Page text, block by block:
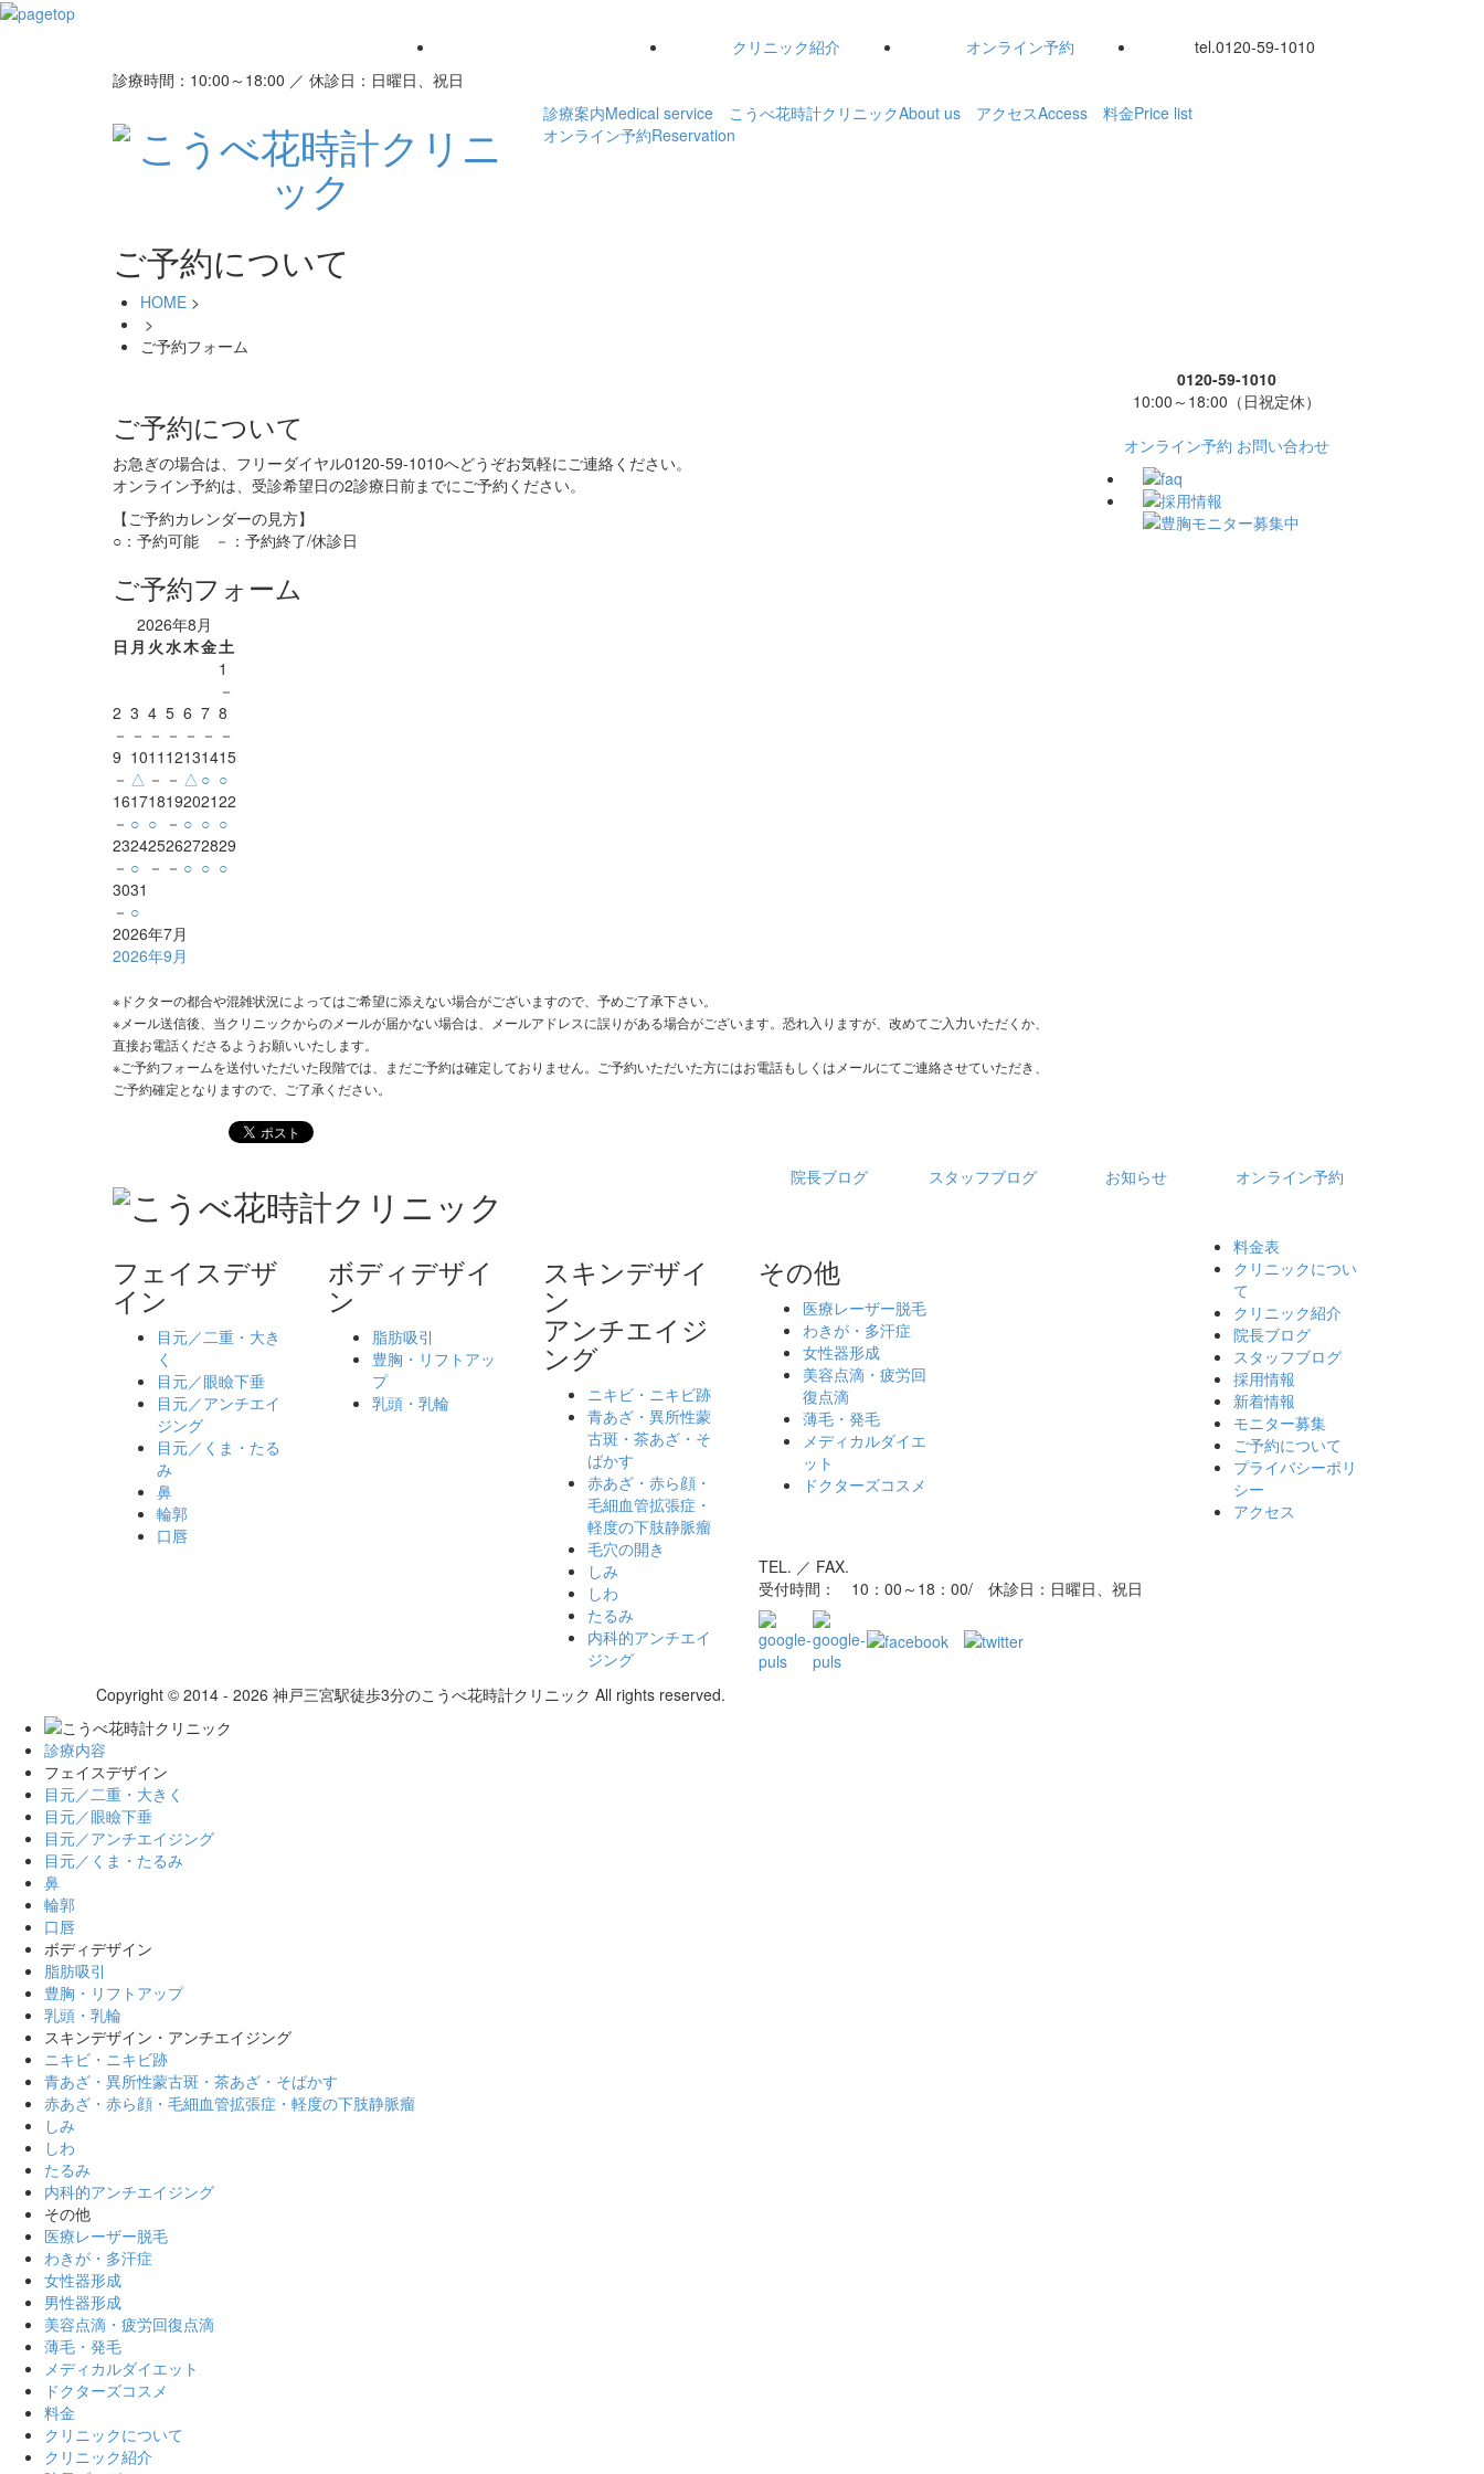
クリニック紹介 オンライン予約 tel.0120-59-1010
診療時間：10:00～18:00 ／ 休診日：日曜日、祝日
診療案内Medical service こうべ花時計クリニックAbout us アクセスAccess 料金Price list
オンライン予約Reservation
ご予約について
HOME >
>
ご予約フォーム
ご予約について
お急ぎの場合は、フリーダイヤル0120-59-1010へどうぞお気軽にご連絡ください。
オンライン予約は、受診希望日の2診療日前までにご予約ください。
【ご予約カレンダーの見方】
○：予約可能 －：予約終了/休診日
ご予約フォーム
2026年8月
日 月 火水木金土
1
－
2
－
3
－
4
－
5
－
6
－
7
－
8
－
9
－
10
△
11
－
12
－
13
△
14
○
15
○
16
－
17
○
18
○
19
－
20
○
21
○
22
○
23
－
24
○
25
－
26
－
27
○
28
○
29
○
30
－
31
○
2026年7月
2026年9月
※ドクターの都合や混雑状況によってはご希望に添えない場合がございますので、予めご了承下さい。
※メール送信後、当クリニックからのメールが届かない場合は、メールアドレスに誤りがある場合がございます。恐れ入りますが、改めてご入力いただくか、
直接お電話くださるようお願いいたします。
※ご予約フォームを送付いただいた段階では、まだご予約は確定しておりません。ご予約いただいた方にはお電話もしくはメールにてご連絡させていただき、
ご予約確定となりますので、ご了承ください。
0120-59-1010
10:00～18:00（日祝定休）
オンライン予約 お問い合わせ
院長ブログ スタッフブログ お知らせ オンライン予約
フェイスデザ
イン
目元／二重・大き
く
目元／眼瞼下垂
目元／アンチエイ
ジング
目元／くま・たる
み
鼻
輪郭
口唇
ボディデザイ
ン
脂肪吸引
豊胸・リフトアッ
プ
乳頭・乳輪
スキンデザイ
ン
アンチエイジ
ング
ニキビ・ニキビ跡
青あざ・異所性蒙
古斑・茶あざ・そ
ばかす
赤あざ・赤ら顔・
毛細血管拡張症・
軽度の下肢静脈瘤
毛穴の開き
しみ
しわ
たるみ
内科的アンチエイ
ジング
その他
医療レーザー脱毛
わきが・多汗症
女性器形成
美容点滴・疲労回
復点滴
薄毛・発毛
メディカルダイエ
ット
ドクターズコスメ
料金表
クリニックについ
て
クリニック紹介
院長ブログ
スタッフブログ
採用情報
新着情報
モニター募集
ご予約について
プライバシーポリ
シー
アクセス
TEL. ／ FAX.
受付時間： 10：00～18：00/ 休診日：日曜日、祝日
Copyright © 2014 - 2026 神戸三宮駅徒歩3分のこうべ花時計クリニック All rights reserved.
診療内容
フェイスデザイン
目元／二重・大きく
目元／眼瞼下垂
目元／アンチエイジング
目元／くま・たるみ
鼻
輪郭
口唇
ボディデザイン
脂肪吸引
豊胸・リフトアップ
乳頭・乳輪
スキンデザイン・アンチエイジング
ニキビ・ニキビ跡
青あざ・異所性蒙古斑・茶あざ・そばかす
赤あざ・赤ら顔・毛細血管拡張症・軽度の下肢静脈瘤
しみ
しわ
たるみ
内科的アンチエイジング
その他
医療レーザー脱毛
わきが・多汗症
女性器形成
男性器形成
美容点滴・疲労回復点滴
薄毛・発毛
メディカルダイエット
ドクターズコスメ
料金
クリニックについて
クリニック紹介